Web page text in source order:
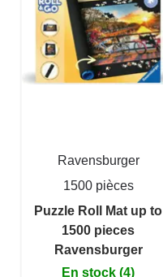
Ravensburger
1500 pièces
Puzzle Roll Mat up to
1500 pieces
Ravensburger
En stock (4)